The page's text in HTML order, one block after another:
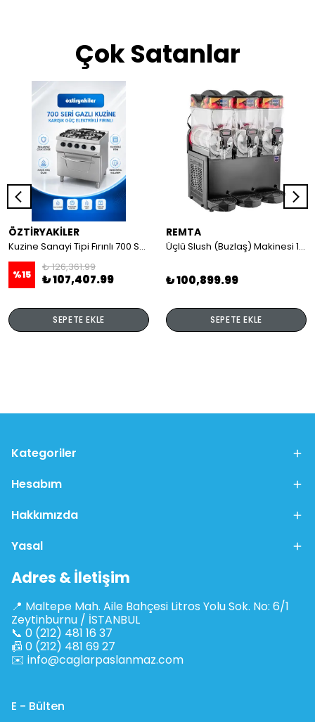
Çok Satanlar
ÖZTİRYAKİLER
Kuzine Sanayi Tipi Fırınlı 700 Seri Gazlı 4 Açık Ateş 80x70x85 (Lp)-2X6Kw+2X7,5Kw+6Kw Elektrikli Fırın
%15
₺ 126,361.99
₺ 107,407.99
SEPETE EKLE
REMTA
Üçlü Slush (Buzlaş) Makinesi 12+12+12 lt
₺ 100,899.99
SEPETE EKLE
Kategoriler
Hesabım
Hakkımızda
Yasal
Adres & İletişim
📍 Maltepe Mah. Aile Bahçesi Litros Yolu Sok. No: 6/1
Zeytinburnu / İSTANBUL
📞 0 (212) 481 16 37
📠 0 (212) 481 69 27
✉️ info@caglarpaslanmaz.com
E - Bülten